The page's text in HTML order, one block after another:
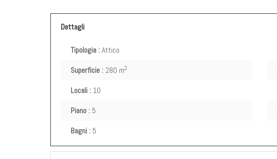
Dettagli
Tipologia :Attico
Superficie : 280 m2
Locali : 10
Piano : 5
Bagni : 5